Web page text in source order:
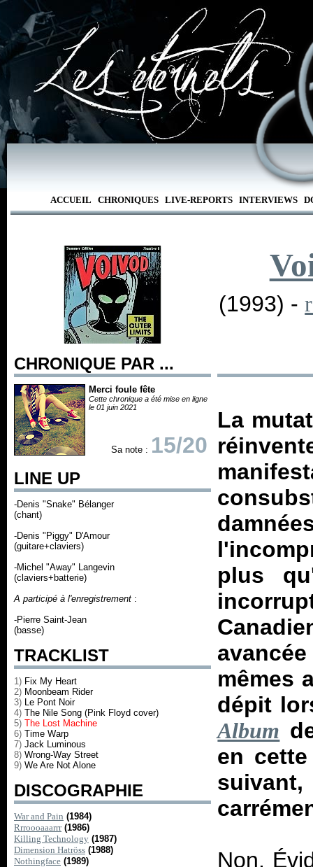
ACCUEIL CHRONIQUES LIVE-REPORTS INTERVIEWS
CHRONIQUE PAR ...
Merci foule fête
Cette chronique a été mise en ligne
le 01 juin 2021
Sa note : 15/20
LINE UP
-Denis "Snake" Bélanger
(chant)
-Denis "Piggy" D'Amour
(guitare+claviers)
-Michel "Away" Langevin
(claviers+batterie)
A participé à l'enregistrement :
-Pierre Saint-Jean
(basse)
TRACKLIST
1) Fix My Heart
2) Moonbeam Rider
3) Le Pont Noir
4) The Nile Song (Pink Floyd cover)
5) The Lost Machine
6) Time Warp
7) Jack Luminous
8) Wrong-Way Street
9) We Are Not Alone
DISCOGRAPHIE
War and Pain (1984)
Rrroooaaarrr (1986)
Killing Technology (1987)
Dimension Hatröss (1988)
Nothingface (1989)
(1993) -
La
plus
mêmes
dépit
Album
en
Non.